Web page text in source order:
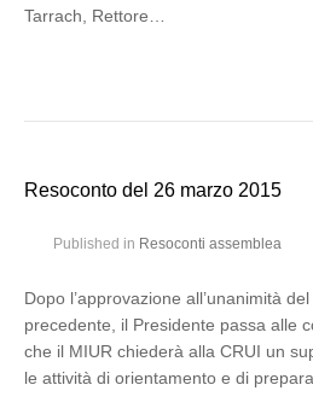
Tarrach, Rettore…
Resoconto del 26 marzo 2015
Published in Resoconti assemblea
Dopo l’approvazione all’unanimità
precedente, il Presidente passa alle
che il MIUR chiederà alla CRUI un
le attività di orientamento e di